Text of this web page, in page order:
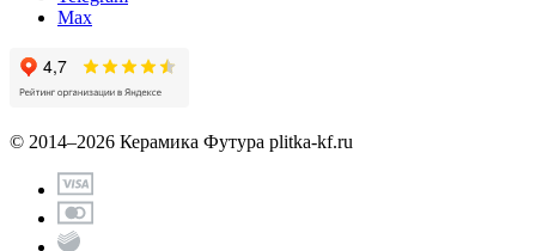
Max
© 2014–2026 Керамика Футура plitka-kf.ru